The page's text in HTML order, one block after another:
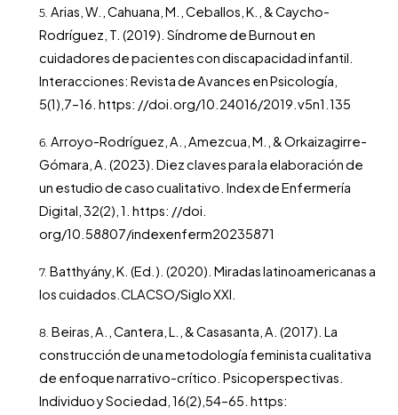
Arias, W., Cahuana, M., Ceballos, K., & Caycho-
Rodríguez, T. (2019). Síndrome de Burnout en
cuidadores de pacientes con discapacidad infantil.
Interacciones: Revista de Avances en Psicología,
5(1),7–16. https: //doi.org/10.24016/2019.v5n1.135
Arroyo-Rodríguez, A., Amezcua, M., & Orkaizagirre-
Gómara, A. (2023). Diez claves para la elaboración de
un estudio de caso cualitativo. Index de Enfermería
Digital, 32(2), 1. https: //doi.
org/10.58807/indexenferm20235871
Batthyány, K. (Ed.). (2020). Miradas latinoamericanas a
los cuidados.CLACSO/Siglo XXI.
Beiras, A., Cantera, L., & Casasanta, A. (2017). La
construcción de una metodología feminista cualitativa
de enfoque narrativo-crítico. Psicoperspectivas.
Individuo y Sociedad, 16(2),54–65. https: